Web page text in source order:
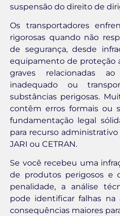
suspensão do direito de
Os transportadores
rigorosas quando não
de segurança, desde
equipamento de proteção
graves relacionadas ao
inadequado ou
substâncias perigosas.
contêm erros formais ou
fundamentação legal
para recurso administrativo
JARI ou CETRAN.
Se você recebeu uma
de produtos perigosos e
penalidade, a análise
pode identificar falhas na
consequências maiores